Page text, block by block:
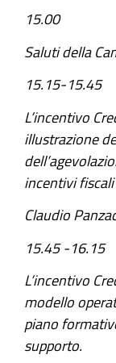
15.00
Saluti della
15.15-15.45
L’incentivo
illustrazione
incentivi
Claudio
15.45 -16.15
L’incentivo
modello
piano
supporto.